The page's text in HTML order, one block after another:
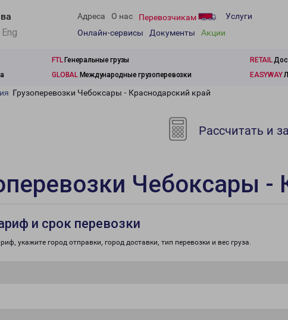
Eng
Адреса О нас Перевозчикам
Услуги
Онлайн-сервисы
Документы Акции
FTLГенеральные грузы RETAIL
GLOBALМеждународные грузоперевозки EASYWAY
Грузоперевозки Чебоксары - Краснодарский край
Рассчитать и
Чебоксары -
и срок перевозки
укажите город отправки, город доставки, тип перевозки и вес груза.